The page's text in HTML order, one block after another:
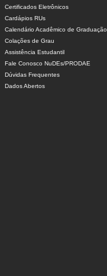
Certificados Eletrônicos
Cardápios RUs
Calendário Acadêmico de Graduação
Colações de Grau
Assistência Estudantil
Fale Conosco NuDEs/PRODAE
Dúvidas Frequentes
Dados Abertos